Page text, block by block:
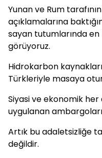
Yunan ve Rum
açıklamalarına
sayan tutumlarında en
görüyoruz.
Hidrokarbon
Türkleriyle masaya
Siyasi ve ekonomik
uygulanan
Artık bu adaletsizliğe
değildir.